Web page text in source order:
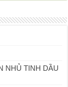
NHỦ TINH DẦU